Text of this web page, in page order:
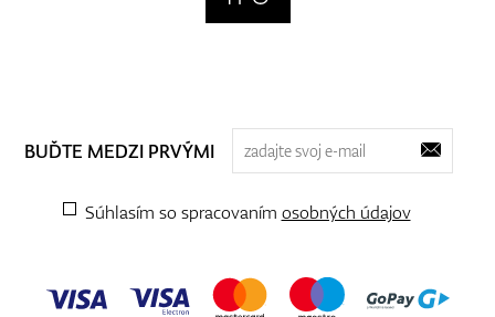
BUĎTE MEDZI PRVÝMI
Súhlasím so spracovaním osobných údajov